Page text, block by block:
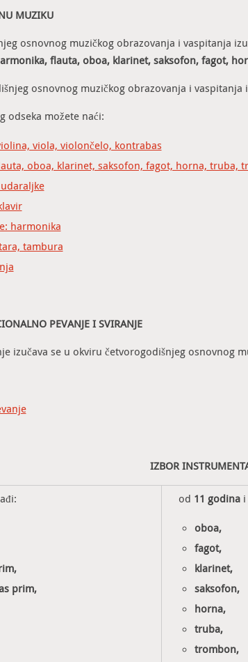
MUZIKU
osnovnog muzičkog obrazovanja i vaspitanja
flauta, oboa, klarinet, saksofon, fagot,
osnovnog muzičkog obrazovanja i
odseka možete naći:
viola, violončelo, kontrabas
oboa, klarinet, saksofon, fagot, horna, truba,
harmonika
tambura
PEVANJE I SVIRANJE
izučava se u okviru četvorogodišnjeg osnovnog
IZBOR
prim,
od 11 godina i
oboa,
fagot,
klarinet,
saksofon,
horna,
truba,
trombon,